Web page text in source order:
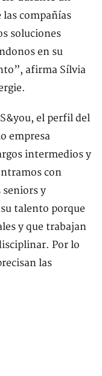
compañías
soluciones
en su
afirma Sílvia
el perfil del
empresa
intermedios y
con
seniors y
talento porque
y que trabajan
Por lo
las